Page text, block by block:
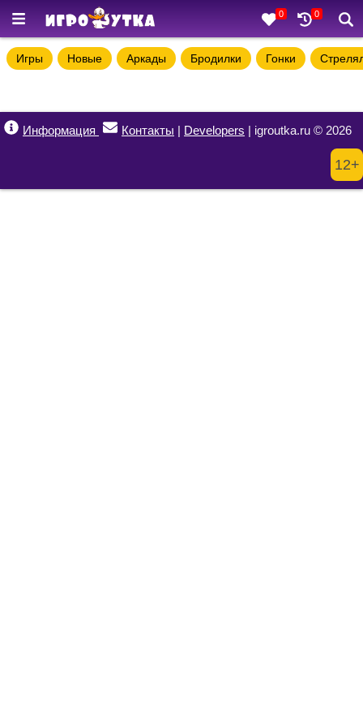
0 0
Игры Новые Аркады Бродилки Гонки
Информация Контакты | Developers | igroutka.ru © 2026
12+